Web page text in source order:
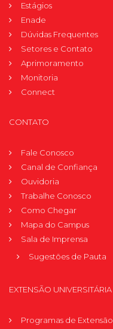
Estágios
Enade
Dúvidas Frequentes
Setores e Contato
Aprimoramento
Monitoria
Connect
CONTATO
Fale Conosco
Canal de Confiança
Ouvidoria
Trabalhe Conosco
Como Chegar
Mapa do Campus
Sala de Imprensa
Sugestões de Pauta
EXTENSÃO UNIVERSITÁRIA
Programas de Extensão